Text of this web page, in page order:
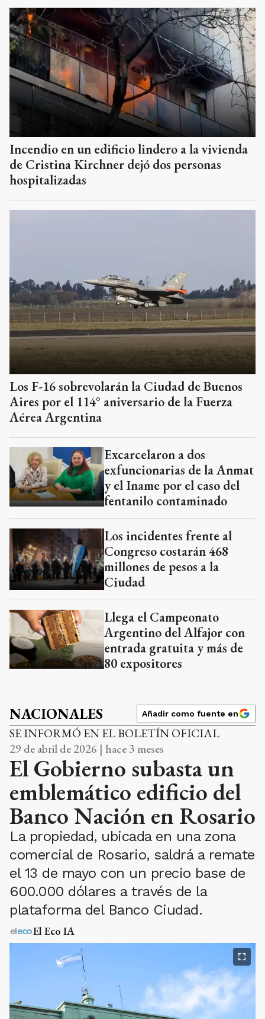
Incendio en un edificio lindero a la vivienda
de Cristina Kirchner dejó dos personas
hospitalizadas
Los F-16 sobrevolarán la Ciudad de Buenos
Aires por el 114° aniversario de la Fuerza
Aérea Argentina
Excarcelaron a dos
exfuncionarias de la Anmat
y el Iname por el caso del
fentanilo contaminado
Los incidentes frente al
Congreso costarán 468
millones de pesos a la
Ciudad
Llega el Campeonato
Argentino del Alfajor con
entrada gratuita y más de
80 expositores
NACIONALES Añadir como fuente en
SE INFORMÓ EN EL BOLETÍN OFICIAL
29 de abril de 2026 | hace 3 meses
El Gobierno subasta un
emblemático edificio del
Banco Nación en Rosario
La propiedad, ubicada en una zona
comercial de Rosario, saldrá a remate
el 13 de mayo con un precio base de
600.000 dólares a través de la
plataforma del Banco Ciudad.
El Eco IA